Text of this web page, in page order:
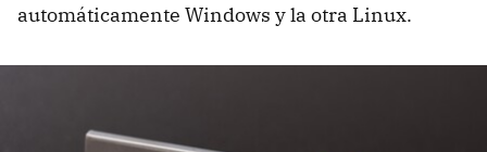
automáticamente Windows y la otra Linux.